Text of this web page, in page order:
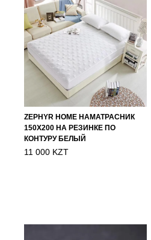
ZEPHYR HOME НАМАТРАСНИК
150Х200 НА РЕЗИНКЕ ПО
КОНТУРУ БЕЛЫЙ
11 000 KZT